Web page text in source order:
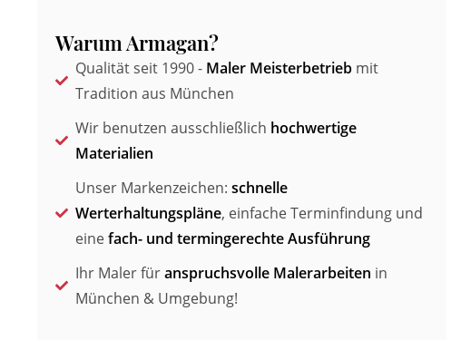
Warum Armagan?
Qualität seit 1990 - Maler Meisterbetrieb mit
Tradition aus München
Wir benutzen ausschließlich hochwertige
Materialien
Unser Markenzeichen: schnelle
Werterhaltungspläne, einfache Terminfindung und
einefach- und termingerechte Ausführung
Ihr Maler füranspruchsvolle Malerarbeiten in
München & Umgebung!